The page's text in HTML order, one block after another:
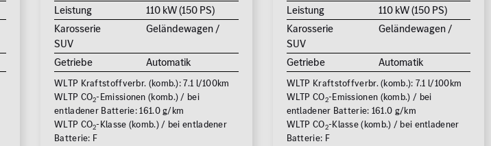
MwSt. ausweisbar
22 FAHRZEUGE ANZEIGEN
Zurücksetzen
Leistung
110 kW (150 PS)
Karosserie
Geländewagen /
SUV
Getriebe
Automatik
WLTP Kraftstoffverbr. (komb.): 7.1 l/100km
WLTP CO2-Emissionen (komb.) / bei
entladener Batterie: 161.0 g/km
WLTP CO2-Klasse (komb.) / bei entladener
Batterie: F
Leistung
110 kW (150 PS)
Karosserie
Geländewagen /
SUV
Getriebe
Automatik
WLTP Kraftstoffverbr. (komb.): 7.1 l/100km
WLTP CO2-Emissionen (komb.) / bei
entladener Batterie: 161.0 g/km
WLTP CO2-Klasse (komb.) / bei entladener
Batterie: F